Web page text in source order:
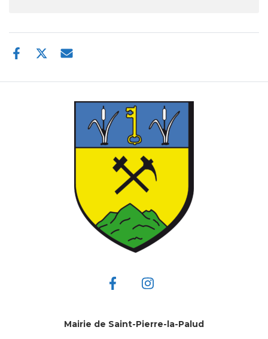
Mairie de Saint-Pierre-la-Palud